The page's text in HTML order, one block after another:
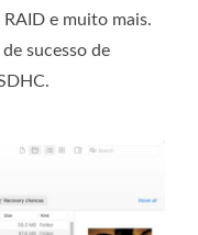
e muito mais.
sucesso de